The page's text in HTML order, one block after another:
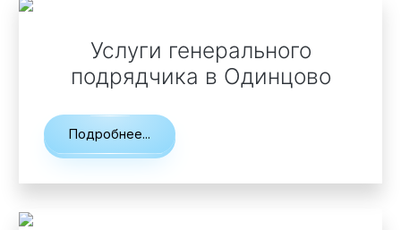
Технология по улучшенным российским нормативам
Услуги генерального
подрядчика в Одинцово
Подробнее...